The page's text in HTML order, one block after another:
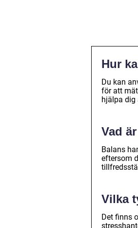
Hur
Du kan
för att
hjälpa dig
Vad
Balans
eftersom
Vilka
Det finns